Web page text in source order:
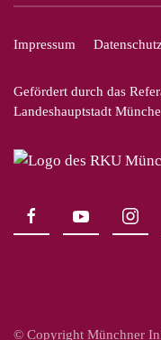
Impressum
Gefördert durch das
Landeshauptstadt
© Copyright Münchner